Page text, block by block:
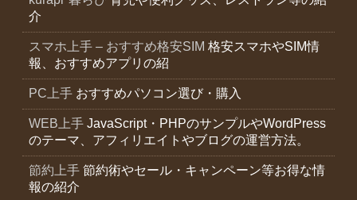
介
スマホ上手 – おすすめ格安SIM 格安スマホやSIM情
報、おすすめアプリの紹
PC上手 おすすめパソコン選び・購入
WEB上手 JavaScript・PHPのサンプルやWordPress
のテーマ、アフィリエイトやブログの運営方法。
節約上手 節約術やセール・キャンペーン等お得な情
報の紹介